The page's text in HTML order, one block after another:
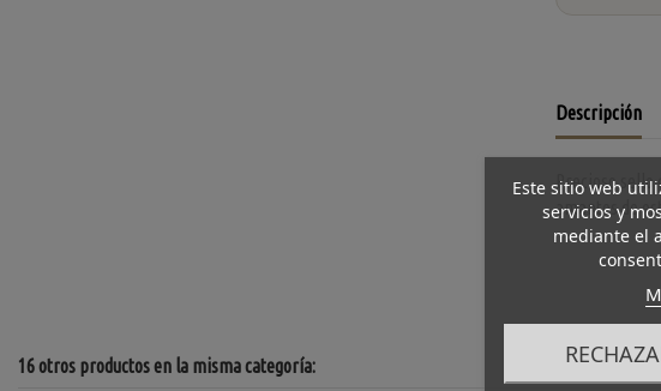
Descripción
Precioso sello
amantes de
16 otros productos en la misma categoría:
Este sitio web
servicios y
mediante el